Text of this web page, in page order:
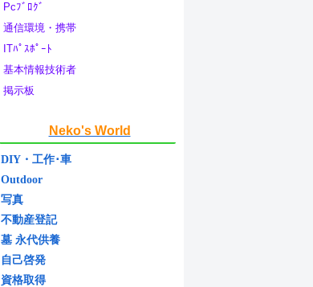
Pcﾌﾞﾛｸﾞ
通信環境・携帯
ITﾊﾟｽﾎﾟｰﾄ
基本情報技術者
掲示板
Neko's World
DIY・工作･車
Outdoor
写真
不動産登記
墓 永代供養
自己啓発
資格取得